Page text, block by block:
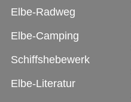
Elbe-Radweg
Elbe-Camping
Schiffshebewerk
Elbe-Literatur